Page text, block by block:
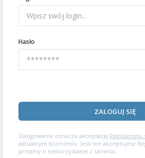
Hasło
ZALOGUJ SIĘ
Zalogowanie oznacza akceptację Regulaminu
aktualnym brzmieniu. Jeśli nie akceptujesz
prosimy o niekorzystanie z serwisu.